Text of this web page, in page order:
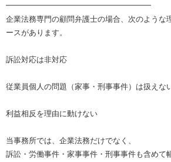
━━━━━━━━━━━━━━━━━━━
企業法務専門の顧問弁護士の場合、次のような
ースがあります。
訴訟対応は非対応
従業員個人の問題（家事・刑事事件）は扱えな
利益相反を理由に動けない
当事務所では、企業法務だけでなく、
訴訟・労働事件・家事事件・刑事事件も含めて